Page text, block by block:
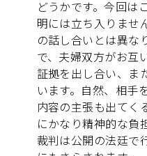
どうかです。今回は
明には立ち入りませ
の話し合いとは異な
で、夫婦双方がお互
証拠を出し合い、ま
います。自然、相手
内容の主張も出てく
にかなり精神的な負
裁判は公開の法廷で